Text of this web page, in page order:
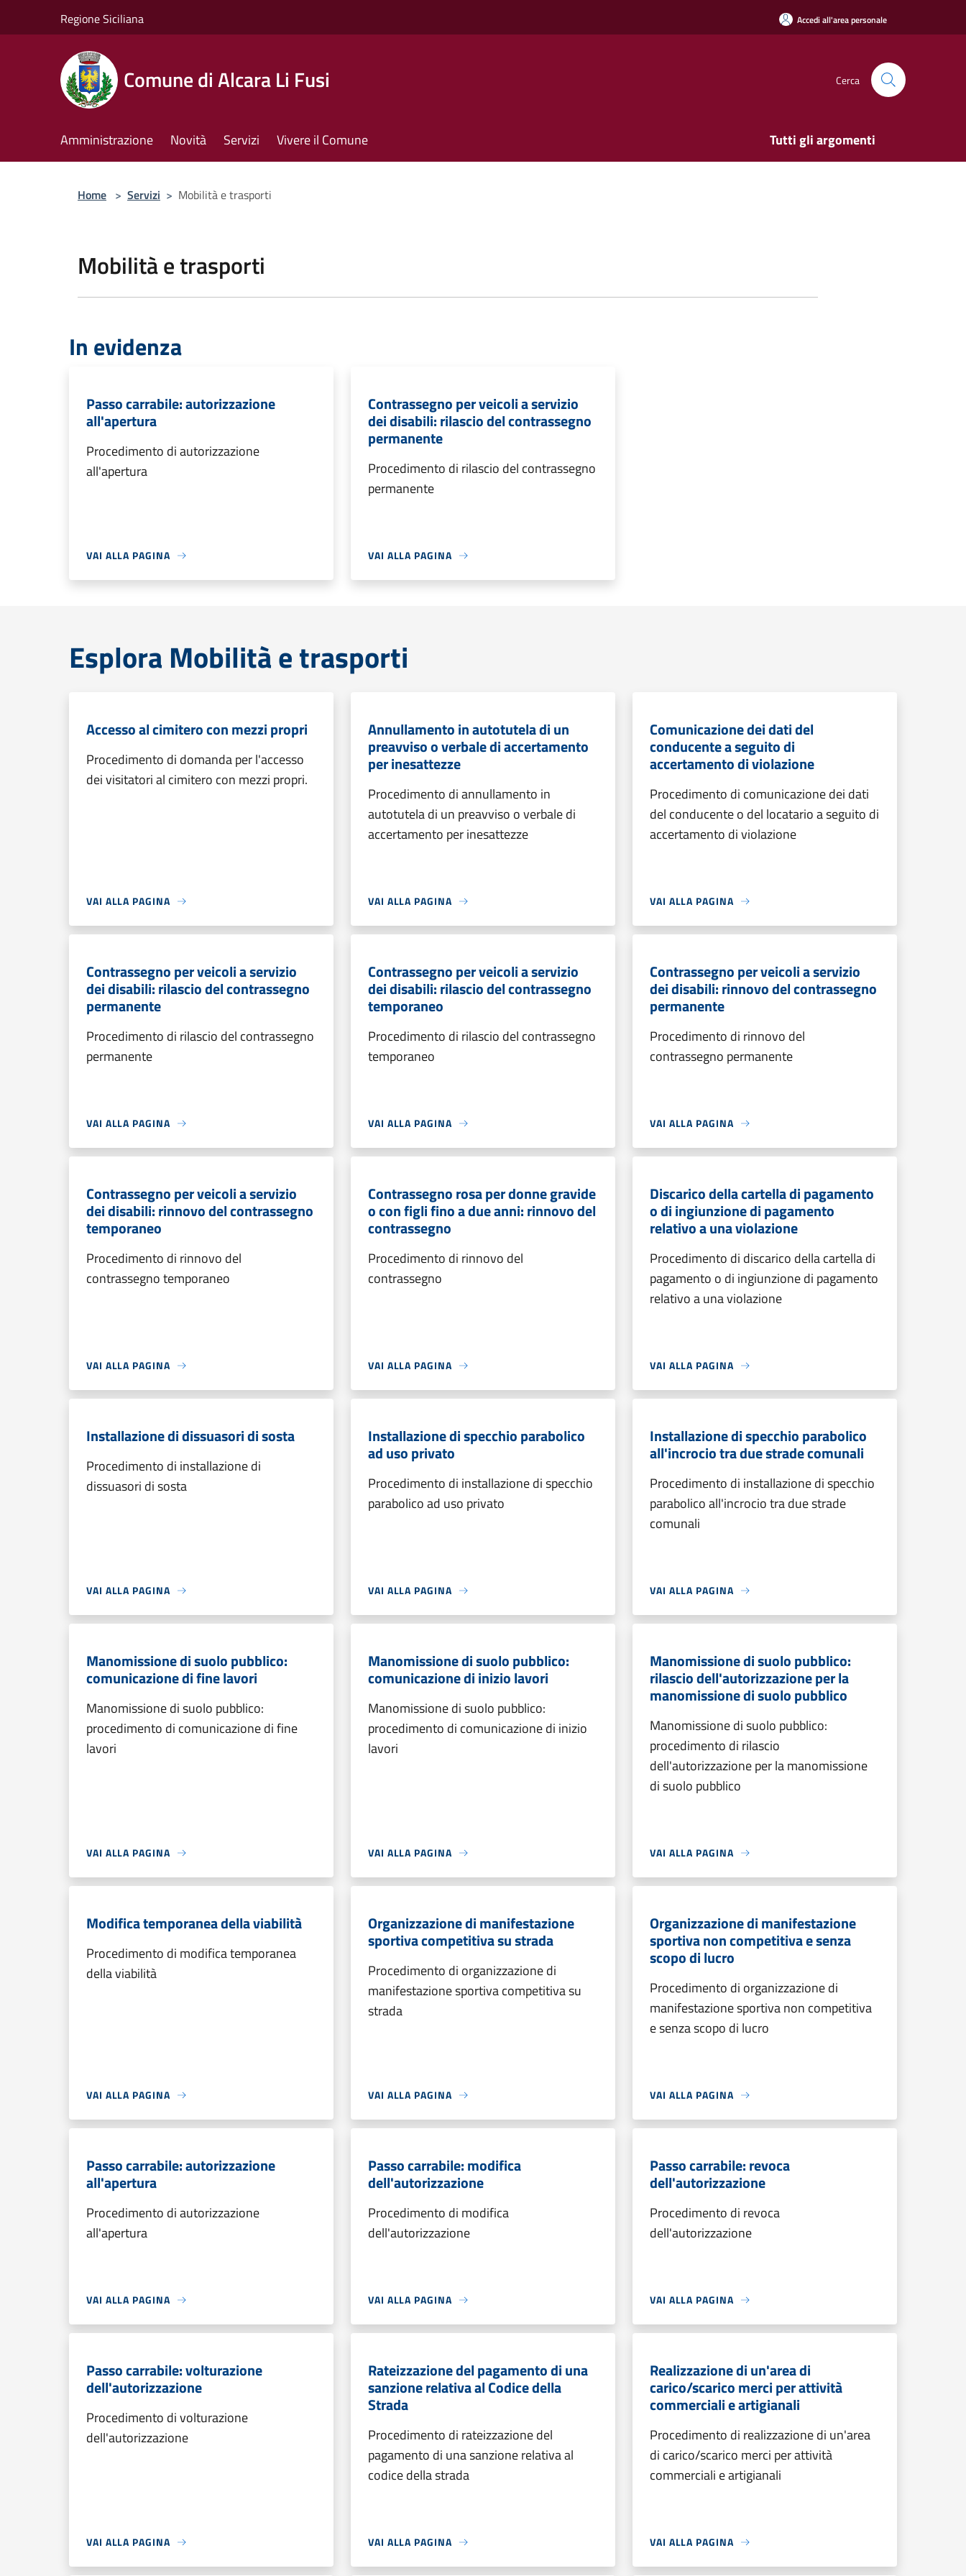
Regione Siciliana Accedi all'area personale
Comune di Alcara Li Fusi Cerca
Amministrazione Novità Servizi Vivere il Comune Tutti gli argomenti
Home > Servizi > Mobilità e trasporti
Mobilità e trasporti
In evidenza
Passo carrabile: autorizzazione
all'apertura
Procedimento di autorizzazione
all'apertura
VAI ALLA PAGINA
Contrassegno per veicoli a servizio
dei disabili: rilascio del contrassegno
permanente
Procedimento di rilascio del contrassegno
permanente
VAI ALLA PAGINA
Esplora Mobilità e trasporti
Accesso al cimitero con mezzi propri
Procedimento di domanda per l'accesso
dei visitatori al cimitero con mezzi propri.
VAI ALLA PAGINA
Annullamento in autotutela di un
preavviso o verbale di accertamento
per inesattezze
Procedimento di annullamento in
autotutela di un preavviso o verbale di
accertamento per inesattezze
VAI ALLA PAGINA
Comunicazione dei dati del
conducente a seguito di
accertamento di violazione
Procedimento di comunicazione dei dati
del conducente o del locatario a seguito di
accertamento di violazione
VAI ALLA PAGINA
Contrassegno per veicoli a servizio
dei disabili: rilascio del contrassegno
permanente
Procedimento di rilascio del contrassegno
permanente
VAI ALLA PAGINA
Contrassegno per veicoli a servizio
dei disabili: rilascio del contrassegno
temporaneo
Procedimento di rilascio del contrassegno
temporaneo
VAI ALLA PAGINA
Contrassegno per veicoli a servizio
dei disabili: rinnovo del contrassegno
permanente
Procedimento di rinnovo del
contrassegno permanente
VAI ALLA PAGINA
Contrassegno per veicoli a servizio
dei disabili: rinnovo del contrassegno
temporaneo
Procedimento di rinnovo del
contrassegno temporaneo
VAI ALLA PAGINA
Contrassegno rosa per donne gravide
o con figli fino a due anni: rinnovo del
contrassegno
Procedimento di rinnovo del
contrassegno
VAI ALLA PAGINA
Discarico della cartella di pagamento
o di ingiunzione di pagamento
relativo a una violazione
Procedimento di discarico della cartella di
pagamento o di ingiunzione di pagamento
relativo a una violazione
VAI ALLA PAGINA
Installazione di dissuasori di sosta
Procedimento di installazione di
dissuasori di sosta
VAI ALLA PAGINA
Installazione di specchio parabolico
ad uso privato
Procedimento di installazione di specchio
parabolico ad uso privato
VAI ALLA PAGINA
Installazione di specchio parabolico
all'incrocio tra due strade comunali
Procedimento di installazione di specchio
parabolico all'incrocio tra due strade
comunali
VAI ALLA PAGINA
Manomissione di suolo pubblico:
comunicazione di fine lavori
Manomissione di suolo pubblico:
procedimento di comunicazione di fine
lavori
VAI ALLA PAGINA
Manomissione di suolo pubblico:
comunicazione di inizio lavori
Manomissione di suolo pubblico:
procedimento di comunicazione di inizio
lavori
VAI ALLA PAGINA
Manomissione di suolo pubblico:
rilascio dell'autorizzazione per la
manomissione di suolo pubblico
Manomissione di suolo pubblico:
procedimento di rilascio
dell'autorizzazione per la manomissione
di suolo pubblico
VAI ALLA PAGINA
Modifica temporanea della viabilità
Procedimento di modifica temporanea
della viabilità
VAI ALLA PAGINA
Organizzazione di manifestazione
sportiva competitiva su strada
Procedimento di organizzazione di
manifestazione sportiva competitiva su
strada
VAI ALLA PAGINA
Organizzazione di manifestazione
sportiva non competitiva e senza
scopo di lucro
Procedimento di organizzazione di
manifestazione sportiva non competitiva
e senza scopo di lucro
VAI ALLA PAGINA
Passo carrabile: autorizzazione
all'apertura
Procedimento di autorizzazione
all'apertura
VAI ALLA PAGINA
Passo carrabile: modifica
dell'autorizzazione
Procedimento di modifica
dell'autorizzazione
VAI ALLA PAGINA
Passo carrabile: revoca
dell'autorizzazione
Procedimento di revoca
dell'autorizzazione
VAI ALLA PAGINA
Passo carrabile: volturazione
dell'autorizzazione
Procedimento di volturazione
dell'autorizzazione
VAI ALLA PAGINA
Rateizzazione del pagamento di una
sanzione relativa al Codice della
Strada
Procedimento di rateizzazione del
pagamento di una sanzione relativa al
codice della strada
VAI ALLA PAGINA
Realizzazione di un'area di
carico/scarico merci per attività
commerciali e artigianali
Procedimento di realizzazione di un'area
di carico/scarico merci per attività
commerciali e artigianali
VAI ALLA PAGINA